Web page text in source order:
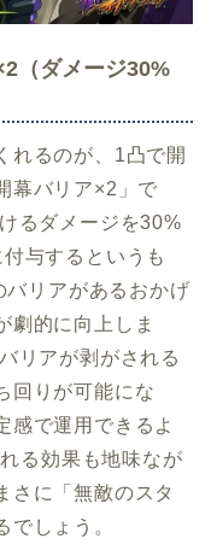
（ダメージ30%
れるのが、1凸で開
幕バリア×2」で
るダメージを30%
与するというも
リアがあるおかげ
劇的に向上しま
リアが剥がされる
回りが可能にな
感で運用できるよ
る効果も地味なが
さに「無敵のスタ
でしょう。